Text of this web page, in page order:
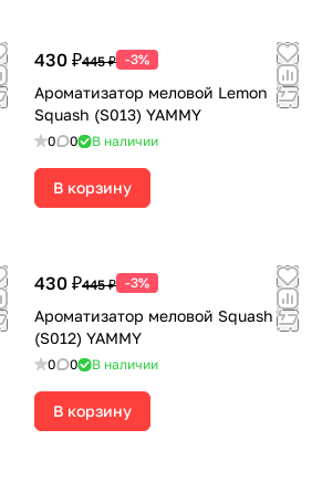
430 ₽445 ₽ -3%
Ароматизатор меловой Lemon
Squash (S013) YAMMY
0 0 В наличии
В корзину
430 ₽445 ₽ -3%
Ароматизатор меловой Squash
(S012) YAMMY
0 0 В наличии
В корзину